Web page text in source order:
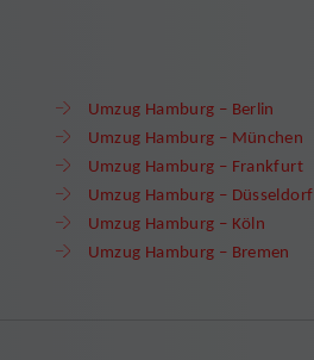
Umzug Hamburg – Berlin
Umzug Hamburg – München
Umzug Hamburg – Frankfurt
Umzug Hamburg – Düsseldorf
Umzug Hamburg – Köln
Umzug Hamburg – Bremen